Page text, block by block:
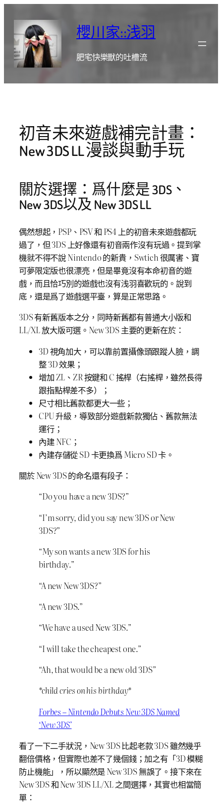
櫻川家::浅羽
肥宅快樂獸的吐槽流
初音未來遊戲補完計畫：
New 3DS LL 漫談與動手玩
關於選擇：爲什麼是 3DS、
New 3DS以及 New 3DS LL
偶然想起，PSP、PSV 和 PS4 上的初音未來遊戲都玩
過了，但 3DS 上好像還有初音兩作沒有玩過。提到掌
機就不得不說 Nintendo 的新貴，Swtich 很厲害、寶
可夢限定版也很漂亮，但是畢竟沒有本命初音的遊
戲，而且恰巧別的遊戲也沒有浅羽喜歡玩的。說到
底，還是爲了遊戲選平臺，算是正常思路。
3DS 有新舊版本之分，同時新舊都有普通大小版和
LL/XL 放大版可選。New 3DS 主要的更新在於：
3D 視角加大，可以靠前置攝像頭跟蹤人臉，調
整 3D 效果；
增加 ZL、ZR 按鍵和 C 搖桿（右搖桿，雖然長得
跟指點桿差不多）；
尺寸相比舊款都更大一些；
CPU 升級，導致部分遊戲新款獨佔、舊款無法
運行；
內建 NFC；
內建存儲從 SD 卡更換爲 Micro SD 卡。
關於 New 3DS 的命名還有段子：
“Do you have a new 3DS?”
“I’m sorry, did you say new 3DS or New
3DS?”
“My son wants a new 3DS for his
birthday.”
“A new New 3DS?”
“A new 3DS.”
“We have a used New 3DS.”
“I will take the cheapest one.”
“Ah, that would be a new old 3DS”
*child cries on his birthday*
Forbes – Nintendo Debuts New 3DS Named
‘New 3DS’
看了一下二手狀況，New 3DS 比起老款 3DS 雖然幾乎
翻倍價格，但實際也差不了幾個錢；加之有「3D 模糊
防止機能」，所以顯然是 New 3DS 無誤了。接下來在
New 3DS 和 New 3DS LL/XL 之間選擇，其實也相當簡
單：